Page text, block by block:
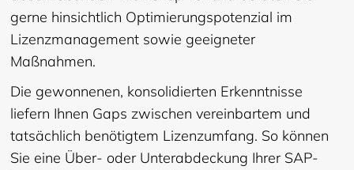
gerne hinsichtlich Optimierungspotenzial im
Lizenzmanagement sowie geeigneter
Maßnahmen.
Die gewonnenen, konsolidierten Erkenntnisse
liefern Ihnen Gaps zwischen vereinbartem und
tatsächlich benötigtem Lizenzumfang. So können
Sie eine Über- oder Unterabdeckung Ihrer SAP-